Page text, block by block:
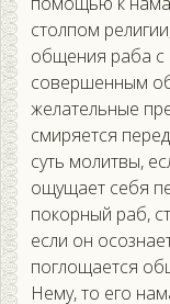
столпом
общения раба с
совершенным
желательные
смиряется
суть молитвы,
ощущает себя
покорный раб,
если он
поглощается
Нему, то его